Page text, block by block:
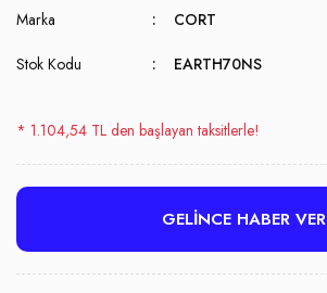
Marka CORT
Stok Kodu EARTH70NS
* 1.104,54 TL den başlayan taksitlerle!
GELİNCE HABER VER